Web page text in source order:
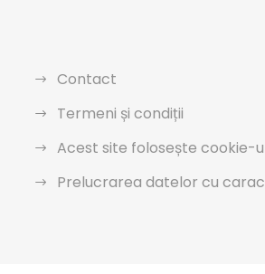
Contact
Termeni și condiții
Acest site folosește cookie-
Prelucrarea datelor cu